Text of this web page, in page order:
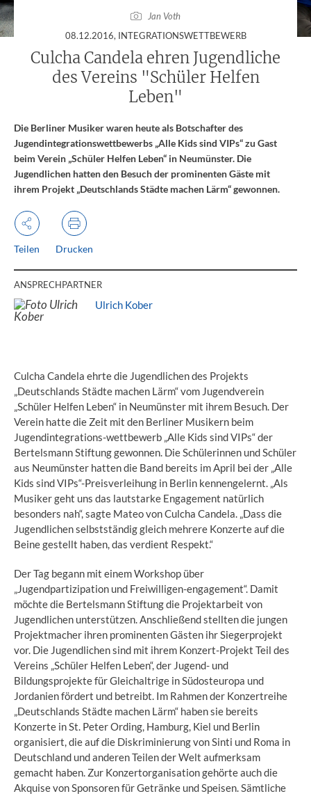
Jan Voth
08.12.2016, INTEGRATIONSWETTBEWERB:
Culcha Candela ehren Jugendliche
des Vereins "Schüler Helfen
Leben"
Die Berliner Musiker waren heute als Botschafter des
Jugendintegrationswettbewerbs „Alle Kids sind VIPs“ zu Gast
beim Verein „Schüler Helfen Leben“ in Neumünster. Die
Jugendlichen hatten den Besuch der prominenten Gäste mit
ihrem Projekt „Deutschlands Städte machen Lärm“ gewonnen.
Teilen Drucken
ANSPRECHPARTNER
Ulrich Kober
Culcha Candela ehrte die Jugendlichen des Projekts
„Deutschlands Städte machen Lärm“ vom Jugendverein
„Schüler Helfen Leben“ in Neumünster mit ihrem Besuch. Der
Verein hatte die Zeit mit den Berliner Musikern beim
Jugendintegrations-wettbewerb „Alle Kids sind VIPs“ der
Bertelsmann Stiftung gewonnen. Die Schülerinnen und Schüler
aus Neumünster hatten die Band bereits im April bei der „Alle
Kids sind VIPs“-Preisverleihung in Berlin kennengelernt. „Als
Musiker geht uns das lautstarke Engagement natürlich
besonders nah“, sagte Mateo von Culcha Candela. „Dass die
Jugendlichen selbstständig gleich mehrere Konzerte auf die
Beine gestellt haben, das verdient Respekt.“
Der Tag begann mit einem Workshop über
„Jugendpartizipation und Freiwilligen-engagement“. Damit
möchte die Bertelsmann Stiftung die Projektarbeit von
Jugendlichen unterstützen. Anschließend stellten die jungen
Projektmacher ihren prominenten Gästen ihr Siegerprojekt
vor. Die Jugendlichen sind mit ihrem Konzert-Projekt Teil des
Vereins „Schüler Helfen Leben“, der Jugend- und
Bildungsprojekte für Gleichaltrige in Südosteuropa und
Jordanien fördert und betreibt. Im Rahmen der Konzertreihe
„Deutschlands Städte machen Lärm“ haben sie bereits
Konzerte in St. Peter Ording, Hamburg, Kiel und Berlin
organisiert, die auf die Diskriminierung von Sinti und Roma in
Deutschland und anderen Teilen der Welt aufmerksam
gemacht haben. Zur Konzertorganisation gehörte auch die
Akquise von Sponsoren für Getränke und Speisen. Sämtliche